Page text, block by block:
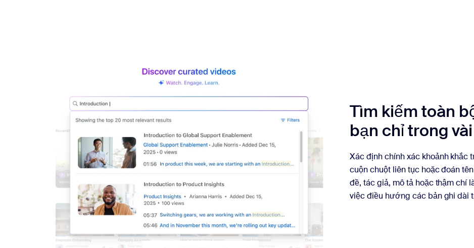
Tìm kiếm toàn
bạn chỉ trong
Xác định chính xác khoảnh khắc
cuộn chuột liên tục hoặc đoán
đề, tác giả, mô tả hoặc thậm
việc điều hướng các bản ghi dài